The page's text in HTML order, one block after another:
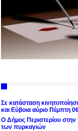
Σε κατάσταση
και Εύβοια αύριο Πέμπτη
Ο Δήμος Περιστερίου
των πυρκαγιών